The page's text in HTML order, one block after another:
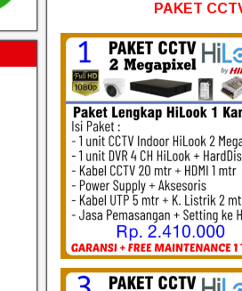
PAKET